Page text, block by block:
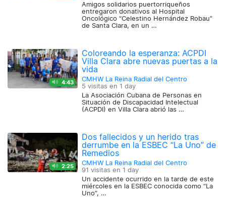
Amigos solidarios puertorriqueños
entregaron donativos al Hospital
Oncológico “Celestino Hernández Robau”
de Santa Clara, en un …
4:43
Coloreando la esperanza: ACPDI
Villa Clara abre nuevas puertas a la
vida
CMHW La Reina Radial del Centro
5 visitas en 1 day
La Asociación Cubana de Personas en
Situación de Discapacidad Intelectual
(ACPDI) en Villa Clara abrió las …
2:25
Dos fallecidos y un herido tras
derrumbe en la ESBEC “La Uno” de
Remedios
CMHW La Reina Radial del Centro
91 visitas en 1 day
Un accidente ocurrido en la tarde de este
miércoles en la ESBEC conocida como “La
Uno”, …